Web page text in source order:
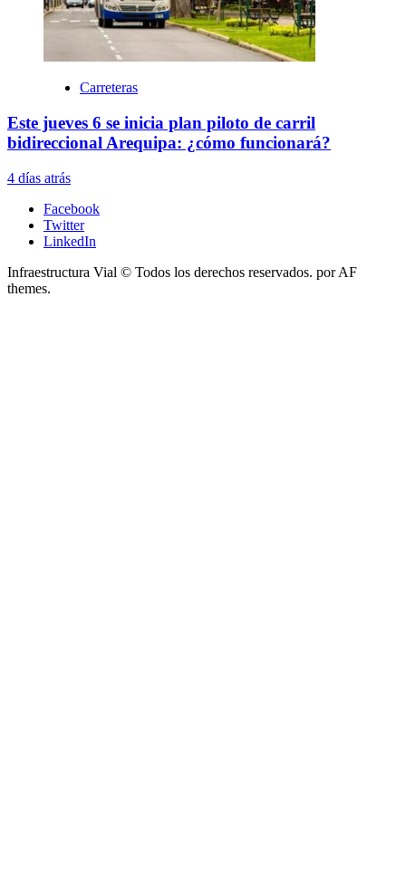
Carreteras
Este jueves 6 se inicia plan piloto de carril
bidireccional Arequipa: ¿cómo funcionará?
4 días atrás
Facebook
Twitter
LinkedIn
Infraestructura Vial © Todos los derechos reservados. por AF
themes.